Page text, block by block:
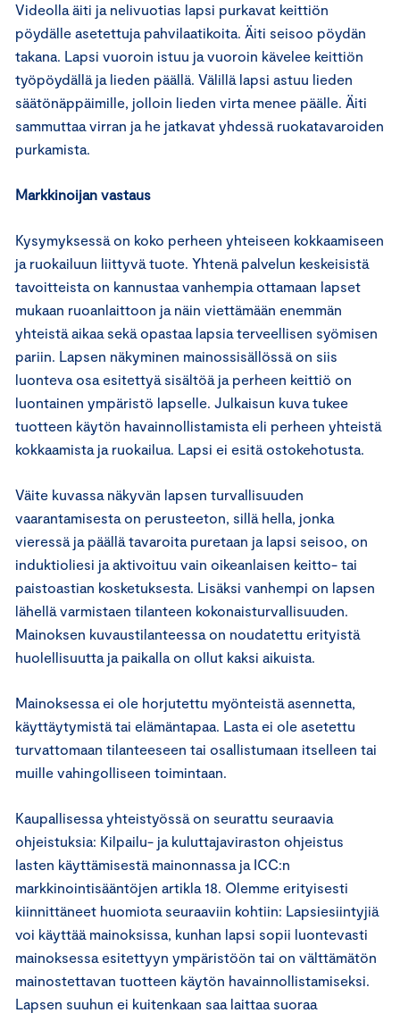
Videolla äiti ja nelivuotias lapsi purkavat keittiön
pöydälle asetettuja pahvilaatikoita. Äiti seisoo pöydän
takana. Lapsi vuoroin istuu ja vuoroin kävelee keittiön
työpöydällä ja lieden päällä. Välillä lapsi astuu lieden
säätönäppäimille, jolloin lieden virta menee päälle. Äiti
sammuttaa virran ja he jatkavat yhdessä ruokatavaroiden
purkamista.
Markkinoijan vastaus
Kysymyksessä on koko perheen yhteiseen kokkaamiseen
ja ruokailuun liittyvä tuote. Yhtenä palvelun keskeisistä
tavoitteista on kannustaa vanhempia ottamaan lapset
mukaan ruoanlaittoon ja näin viettämään enemmän
yhteistä aikaa sekä opastaa lapsia terveellisen syömisen
pariin. Lapsen näkyminen mainossisällössä on siis
luonteva osa esitettyä sisältöä ja perheen keittiö on
luontainen ympäristö lapselle. Julkaisun kuva tukee
tuotteen käytön havainnollistamista eli perheen yhteistä
kokkaamista ja ruokailua. Lapsi ei esitä ostokehotusta.
Väite kuvassa näkyvän lapsen turvallisuuden
vaarantamisesta on perusteeton, sillä hella, jonka
vieressä ja päällä tavaroita puretaan ja lapsi seisoo, on
induktioliesi ja aktivoituu vain oikeanlaisen keitto- tai
paistoastian kosketuksesta. Lisäksi vanhempi on lapsen
lähellä varmistaen tilanteen kokonaisturvallisuuden.
Mainoksen kuvaustilanteessa on noudatettu erityistä
huolellisuutta ja paikalla on ollut kaksi aikuista.
Mainoksessa ei ole horjutettu myönteistä asennetta,
käyttäytymistä tai elämäntapaa. Lasta ei ole asetettu
turvattomaan tilanteeseen tai osallistumaan itselleen tai
muille vahingolliseen toimintaan.
Kaupallisessa yhteistyössä on seurattu seuraavia
ohjeistuksia: Kilpailu- ja kuluttajaviraston ohjeistus
lasten käyttämisestä mainonnassa ja ICC:n
markkinointisääntöjen artikla 18. Olemme erityisesti
kiinnittäneet huomiota seuraaviin kohtiin: Lapsiesiintyjiä
voi käyttää mainoksissa, kunhan lapsi sopii luontevasti
mainoksessa esitettyyn ympäristöön tai on välttämätön
mainostettavan tuotteen käytön havainnollistamiseksi.
Lapsen suuhun ei kuitenkaan saa laittaa suoraa